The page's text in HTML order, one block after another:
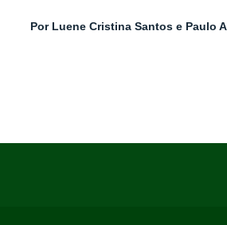
Por Luene Cristina Santos e Paulo